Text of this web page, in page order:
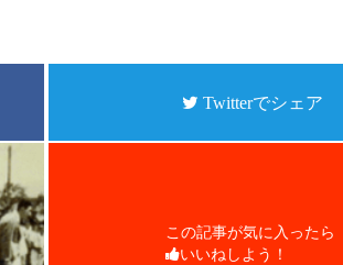
Twitterでシェア
この記事が気に入ったら
いいねしよう！